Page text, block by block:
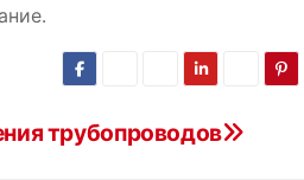
трубопроводов